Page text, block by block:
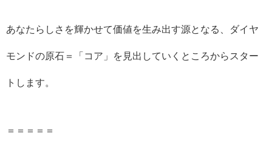
あなたらしさを輝かせて価値を生み出す源となる、ダイヤ
モンドの原石＝「コア」を見出していくところからスター
トします。
＝＝＝＝＝